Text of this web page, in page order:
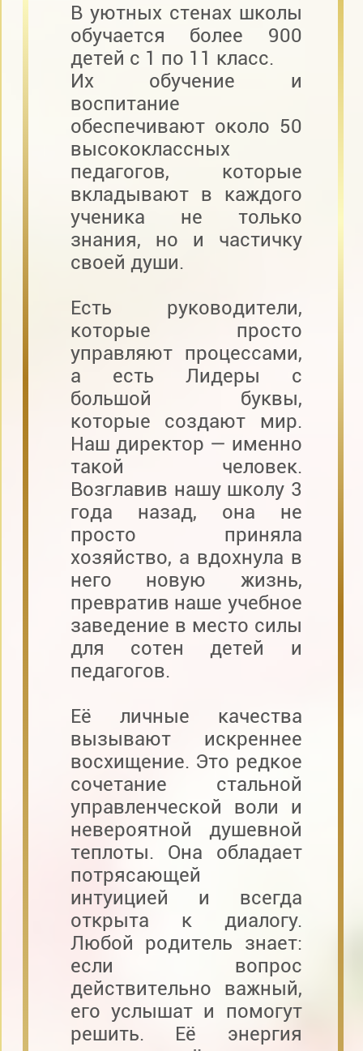
В уютных стенах школы
обучается более 900
детей с 1 по 11 класс.
Их обучение и
воспитание
обеспечивают около 50
высококлассных
педагогов, которые
вкладывают в каждого
ученика не только
знания, но и частичку
своей души.
Есть руководители,
которые просто
управляют процессами,
а есть Лидеры с
большой буквы,
которые создают мир.
Наш директор — именно
такой человек.
Возглавив нашу школу 3
года назад, она не
просто приняла
хозяйство, а вдохнула в
него новую жизнь,
превратив наше учебное
заведение в место силы
для сотен детей и
педагогов.
Её личные качества
вызывают искреннее
восхищение. Это редкое
сочетание стальной
управленческой воли и
невероятной душевной
теплоты. Она обладает
потрясающей
интуицией и всегда
открыта к диалогу.
Любой родитель знает:
если вопрос
действительно важный,
его услышат и помогут
решить. Её энергия